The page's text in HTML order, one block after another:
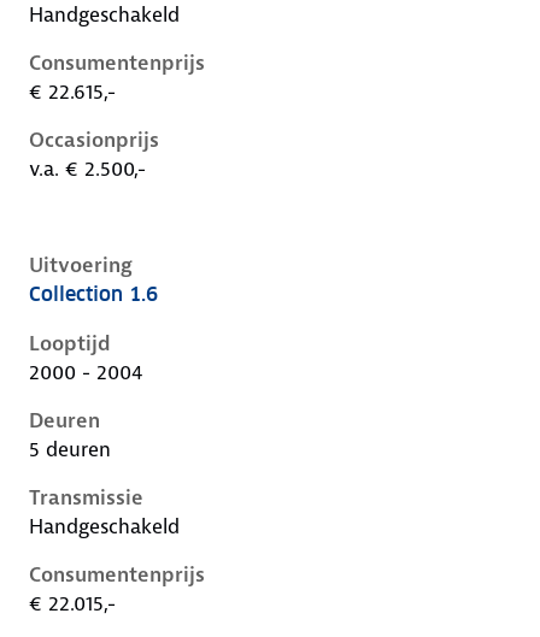
Handgeschakeld
Consumentenprijs
€ 22.615,-
Occasionprijs
v.a. € 2.500,-
Uitvoering
Ford Focus i, 1.6, 74 kW, Benzine, 5 deuren
Collection 1.6
Looptijd
2000 - 2004
Deuren
5 deuren
Transmissie
Handgeschakeld
Consumentenprijs
€ 22.015,-